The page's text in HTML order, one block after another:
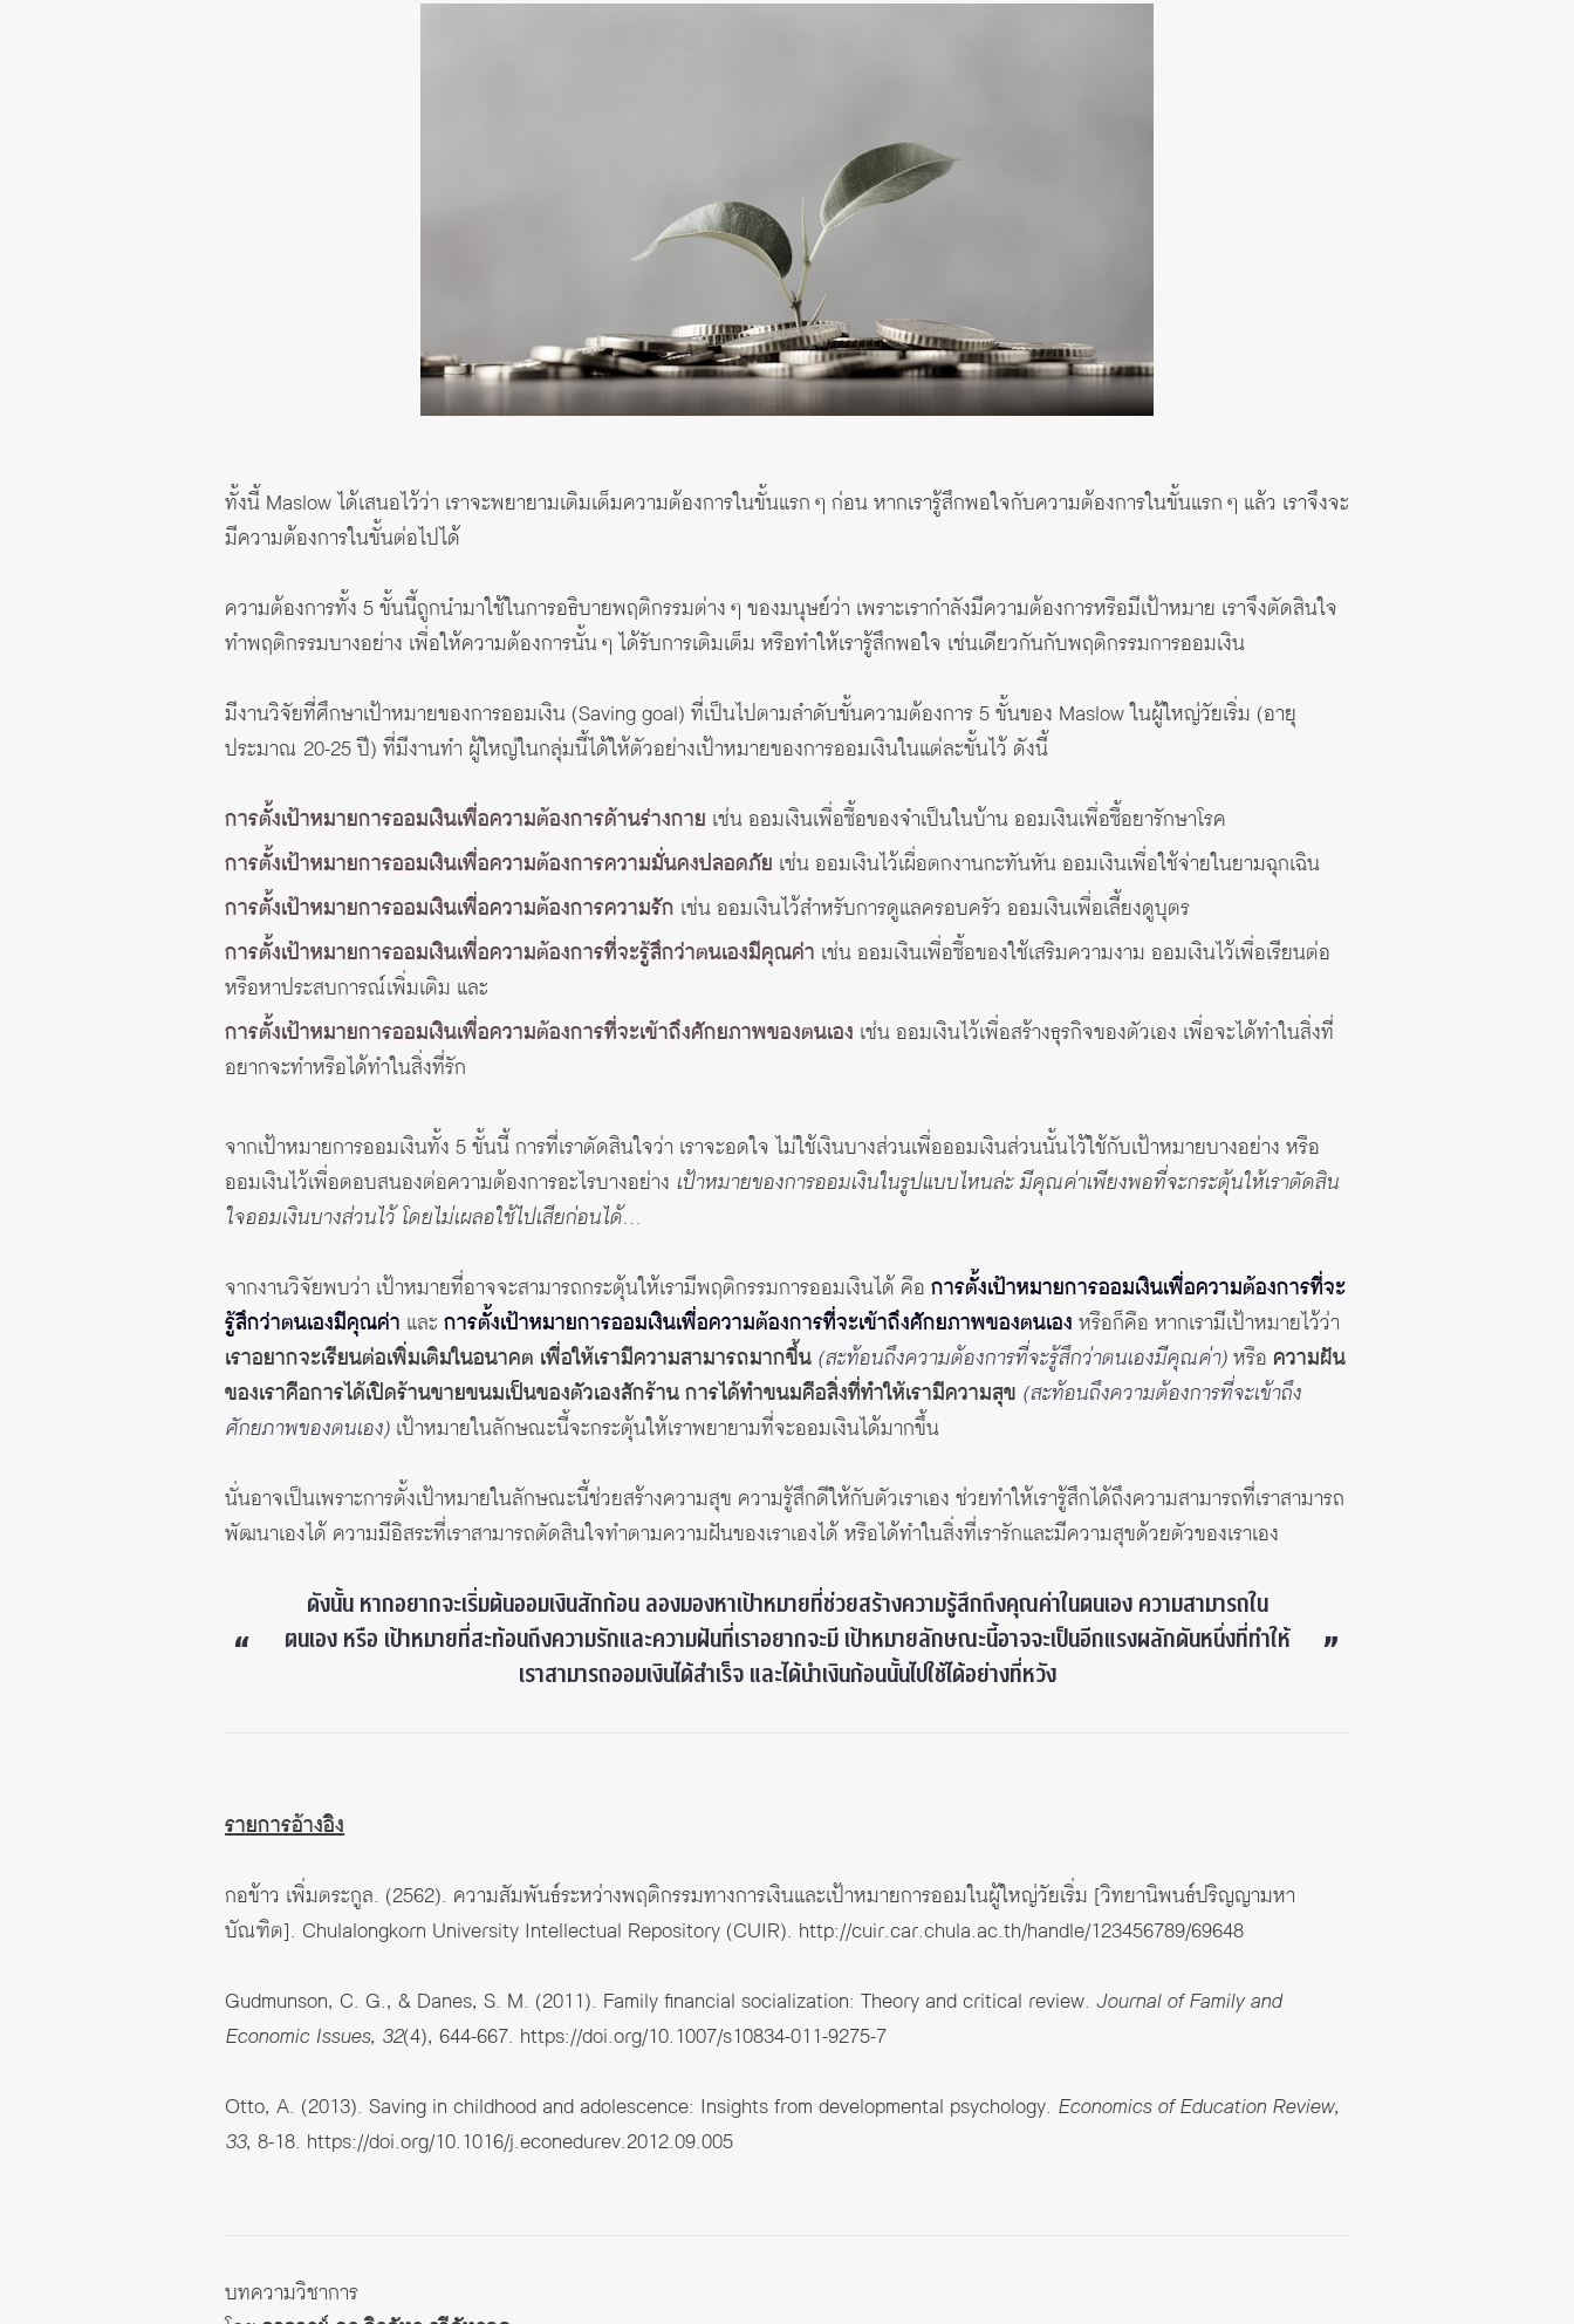
ทั้งนี้ Maslow ได้เสนอไว้ว่า เราจะพยายามเติมเต็มความต้องการในขั้นแรก ๆ ก่อน หากเรารู้สึกพอใจกับความต้องการในขั้นแรก ๆ แล้ว เราจึงจะ
มีความต้องการในขั้นต่อไปได้
ความต้องการทั้ง 5 ขั้นนี้ถูกนำมาใช้ในการอธิบายพฤติกรรมต่าง ๆ ของมนุษย์ว่า เพราะเรากำลังมีความต้องการหรือมีเป้าหมาย เราจึงตัดสินใจ
ทำพฤติกรรมบางอย่าง เพื่อให้ความต้องการนั้น ๆ ได้รับการเติมเต็ม หรือทำให้เรารู้สึกพอใจ เช่นเดียวกันกับพฤติกรรมการออมเงิน
มีงานวิจัยที่ศึกษาเป้าหมายของการออมเงิน (Saving goal) ที่เป็นไปตามลำดับขั้นความต้องการ 5 ขั้นของ Maslow ในผู้ใหญ่วัยเริ่ม (อายุ
ประมาณ 20-25 ปี) ที่มีงานทำ ผู้ใหญ่ในกลุ่มนี้ได้ให้ตัวอย่างเป้าหมายของการออมเงินในแต่ละขั้นไว้ ดังนี้
การตั้งเป้าหมายการออมเงินเพื่อความต้องการด้านร่างกาย เช่น ออมเงินเพื่อซื้อของจำเป็นในบ้าน ออมเงินเพื่อซื้อยารักษาโรค
การตั้งเป้าหมายการออมเงินเพื่อความต้องการความมั่นคงปลอดภัย เช่น ออมเงินไว้เผื่อตกงานกะทันหัน ออมเงินเพื่อใช้จ่ายในยามฉุกเฉิน
การตั้งเป้าหมายการออมเงินเพื่อความต้องการความรัก เช่น ออมเงินไว้สำหรับการดูแลครอบครัว ออมเงินเพื่อเลี้ยงดูบุตร
การตั้งเป้าหมายการออมเงินเพื่อความต้องการที่จะรู้สึกว่าตนเองมีคุณค่า เช่น ออมเงินเพื่อซื้อของใช้เสริมความงาม ออมเงินไว้เพื่อเรียนต่อ
หรือหาประสบการณ์เพิ่มเติม และ
การตั้งเป้าหมายการออมเงินเพื่อความต้องการที่จะเข้าถึงศักยภาพของตนเอง เช่น ออมเงินไว้เพื่อสร้างธุรกิจของตัวเอง เพื่อจะได้ทำในสิ่งที่
อยากจะทำหรือได้ทำในสิ่งที่รัก
จากเป้าหมายการออมเงินทั้ง 5 ขั้นนี้ การที่เราตัดสินใจว่า เราจะอดใจ ไม่ใช้เงินบางส่วนเพื่อออมเงินส่วนนั้นไว้ใช้กับเป้าหมายบางอย่าง หรือ
ออมเงินไว้เพื่อตอบสนองต่อความต้องการอะไรบางอย่าง เป้าหมายของการออมเงินในรูปแบบไหนล่ะ มีคุณค่าเพียงพอที่จะกระตุ้นให้เราตัดสิน
ใจออมเงินบางส่วนไว้ โดยไม่เผลอใช้ไปเสียก่อนได้…
จากงานวิจัยพบว่า เป้าหมายที่อาจจะสามารถกระตุ้นให้เรามีพฤติกรรมการออมเงินได้ คือ การตั้งเป้าหมายการออมเงินเพื่อความต้องการที่จะ
รู้สึกว่าตนเองมีคุณค่า และ การตั้งเป้าหมายการออมเงินเพื่อความต้องการที่จะเข้าถึงศักยภาพของตนเอง หรือก็คือ หากเรามีเป้าหมายไว้ว่า
เราอยากจะเรียนต่อเพิ่มเติมในอนาคต เพื่อให้เรามีความสามารถมากขึ้น (สะท้อนถึงความต้องการที่จะรู้สึกว่าตนเองมีคุณค่า)หรือ ความฝัน
ของเราคือการได้เปิดร้านขายขนมเป็นของตัวเองสักร้าน การได้ทำขนมคือสิ่งที่ทำให้เรามีความสุข (สะท้อนถึงความต้องการที่จะเข้าถึง
ศักยภาพของตนเอง) เป้าหมายในลักษณะนี้จะกระตุ้นให้เราพยายามที่จะออมเงินได้มากขึ้น
นั่นอาจเป็นเพราะการตั้งเป้าหมายในลักษณะนี้ช่วยสร้างความสุข ความรู้สึกดีให้กับตัวเราเอง ช่วยทำให้เรารู้สึกได้ถึงความสามารถที่เราสามารถ
พัฒนาเองได้ ความมีอิสระที่เราสามารถตัดสินใจทำตามความฝันของเราเองได้ หรือได้ทำในสิ่งที่เรารักและมีความสุขด้วยตัวของเราเอง
ดังนั้น หากอยากจะเริ่มต้นออมเงินสักก้อน ลองมองหาเป้าหมายที่ช่วยสร้างความรู้สึกถึงคุณค่าในตนเอง ความสามารถใน
ตนเอง หรือ เป้าหมายที่สะท้อนถึงความรักและความฝันที่เราอยากจะมี เป้าหมายลักษณะนี้อาจจะเป็นอีกแรงผลักดันหนึ่งที่ทำให้
เราสามารถออมเงินได้สำเร็จ และได้นำเงินก้อนนั้นไปใช้ได้อย่างที่หวัง
รายการอ้างอิง
กอข้าว เพิ่มตระกูล. (2562). ความสัมพันธ์ระหว่างพฤติกรรมทางการเงินและเป้าหมายการออมในผู้ใหญ่วัยเริ่ม [วิทยานิพนธ์ปริญญามหา
บัณฑิต]. Chulalongkorn University Intellectual Repository (CUIR). http://cuir.car.chula.ac.th/handle/123456789/69648
Gudmunson, C. G., & Danes, S. M. (2011). Family financial socialization: Theory and critical review. Journal of Family and
Economic Issues, 32(4), 644-667. https://doi.org/10.1007/s10834-011-9275-7
Otto, A. (2013). Saving in childhood and adolescence: Insights from developmental psychology. Economics of Education Review,
33, 8-18. https://doi.org/10.1016/j.econedurev.2012.09.005
บทความวิชาการ